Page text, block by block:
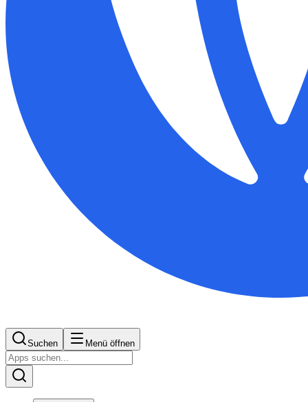
Suchen Menü öffnen